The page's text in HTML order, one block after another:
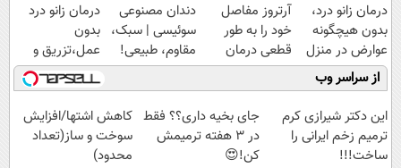
درمان زانو درد،
بدون هیچگونه
عوارض در منزل
(◂پرسش‌نامه)
آرتروز مفاصل
خود را به طور
قطعی درمان
کنید!
◗پرسش‌نامه◖
دندان مصنوعی
سوئیسی | سبک،
مقاوم، طبیعی!
ویزیت
رایگان+پرداخت
اقساطی😍
درمان زانو درد
بدون
عمل،تزریق و
دارو
(◂پرسش‌نامه)
از سراسر وب
این دکتر شیرازی کرم
ترمیم زخم ایرانی را
ساخت!!!
جای بخیه داری؟؟ فقط
در 3 هفته ترمیمش
کن!😍
کاهش اشتها/افزایش
سوخت و ساز(تعداد
محدود)